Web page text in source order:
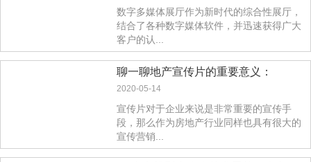
数字多媒体展厅作为新时代的综合性展厅，
结合了各种数字媒体软件，并迅速获得广大
客户的认...
聊一聊地产宣传片的重要意义：
2020-05-14
宣传片对于企业来说是非常重要的宣传手
段，那么作为房地产行业同样也具有很大的
宣传营销...